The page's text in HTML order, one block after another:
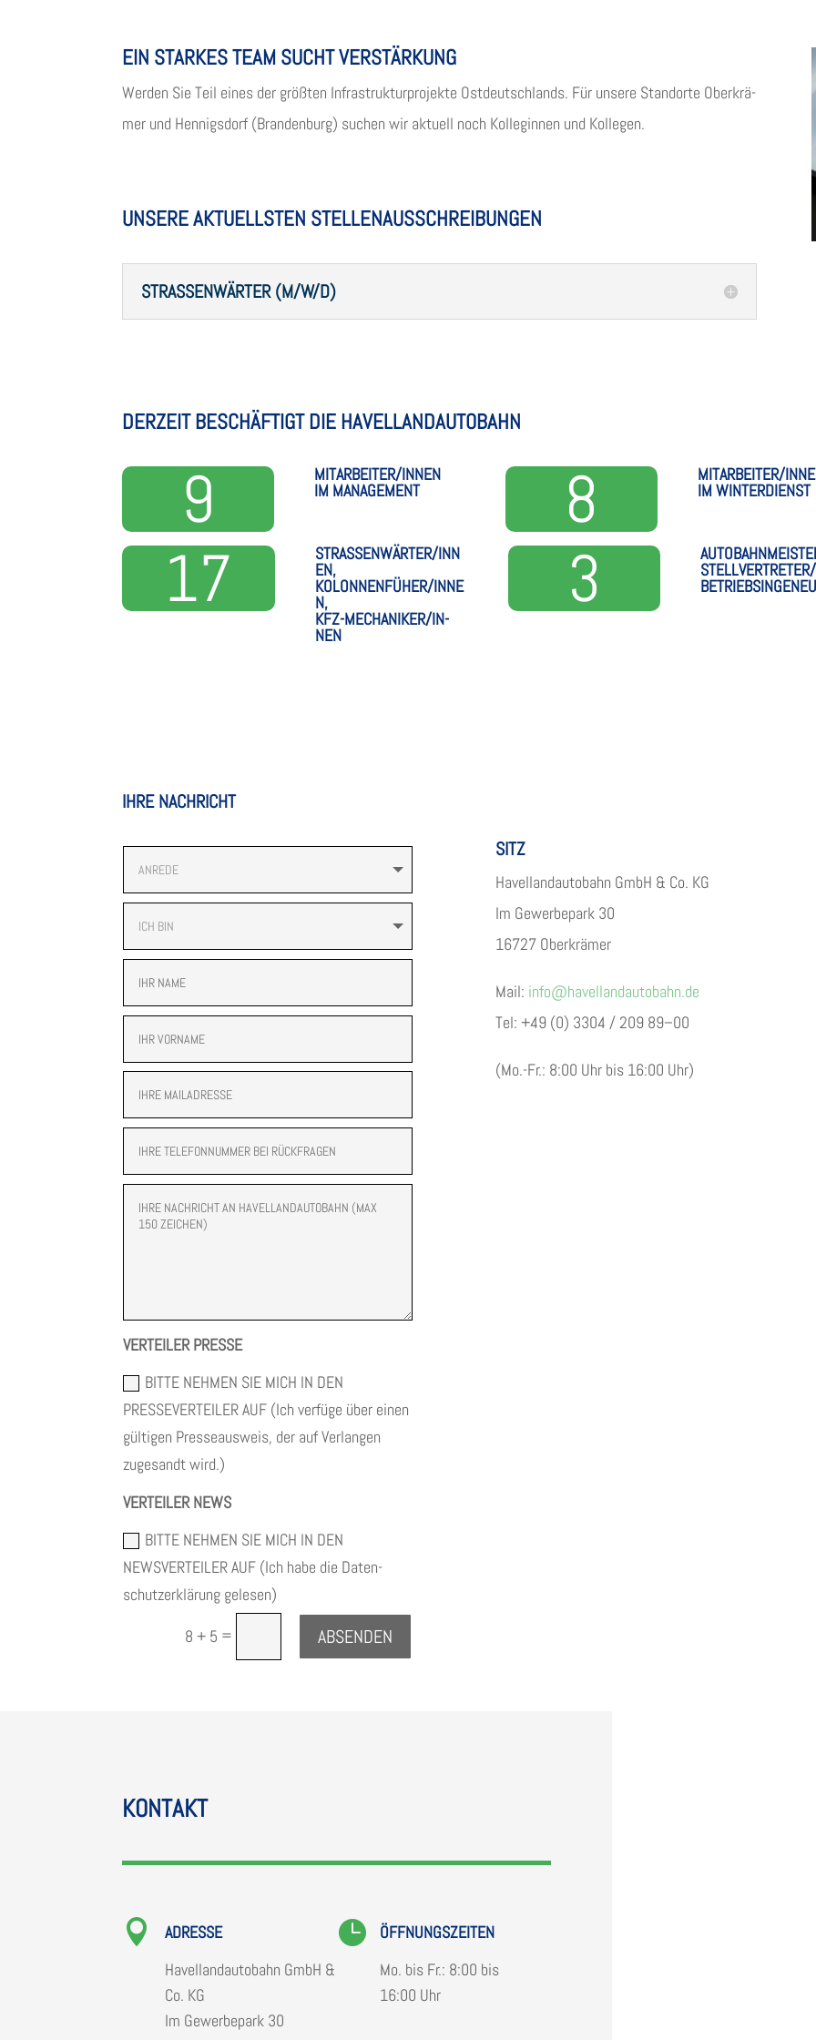
EIN STAR­KES TEAM SUCHT VERSTÄRKUNG
Wer­den Sie Teil eines der größ­ten Infra­struk­tur­pro­jekte Ost­deutsch­lands. Für unsere Stand­orte Ober­krä­
mer und Hen­nigs­dorf (Bran­den­burg) suchen wir aktu­ell noch Kol­le­gin­nen und Kollegen.
UNSERE AKTUELLSTEN STELLENAUSSCHREIBUNGEN
STRA­SSEN­WÄR­TER (M/W/D)
DER­ZEIT BESCHÄF­TIGT DIE HAVELLANDAUTOBAHN
9 MITARBEITER/INNEN
IM MANAGEMENT 8 MITARBEITER/
IM WIN­TER­DIENST
17 STRASSENWÄRTER/INNE
N, K
OLONNENFÜHER/INNEN
,
KFZ-MECHA­NI­KER/IN­
NEN
3
IHRE NACHRICHT
VERTEILER PRESSE
BITTE NEHMEN SIE MICH IN DEN
PRESSEVERTEILER AUF (Ich ver­füge über einen
gül­ti­gen Pres­se­aus­weis, der auf Ver­lan­gen
zuge­sandt wird.)
VERTEILER NEWS
BITTE NEHMEN SIE MICH IN DEN
NEWSVERTEILER AUF (Ich habe die Daten­
schutz­er­klä­rung gelesen)
8 + 5 = ABSENDEN
SITZ
Havel­land­au­to­bahn GmbH & Co. KG
Im Gewer­be­park 30
16727 Ober­krä­mer
Mail: info@havellandautobahn.de
Tel: +49 (0) 3304 / 209 89–00
(Mo.-Fr.: 8:00 Uhr bis 16:00 Uhr)
KON­TAKT

ADRESSE
Havel­land­au­to­bahn GmbH &
Co. KG
Im Gewer­be­park 30

ÖFF­NUNGS­ZEI­TEN
Mo. bis Fr.: 8:00 bis
16:00 Uhr